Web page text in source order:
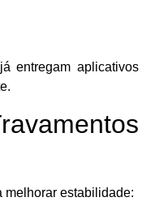
entregam aplicativos
melhorar estabilidade: